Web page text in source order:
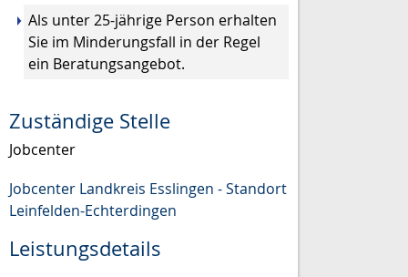
Als unter 25-jährige Person erhalten
Sie im Minderungsfall in der Regel
ein Beratungsangebot.
Zuständige Stelle
Jobcenter
Jobcenter Landkreis Esslingen - Standort
Leinfelden-Echterdingen
Leistungsdetails